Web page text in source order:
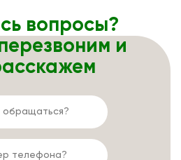
вопросы?
и